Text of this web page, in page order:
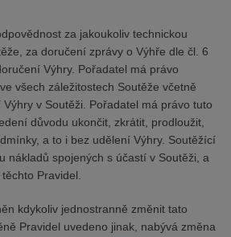
za jakoukoliv technickou
za doručení zprávy o Výhře dle čl. 6
Výhry. Pořadatel má právo
všech záležitostech Soutěže včetně
v Soutěži. Pořadatel má právo tuto
důvodu ukončit, zkrátit, prodloužit,
a to i bez udělení Výhry. Soutěžící
nákladů spojených s účastí v Soutěži, a
Pravidel.
kdykoliv jednostranně změnit tato
Pravidel uvedeno jinak, nabývá změna